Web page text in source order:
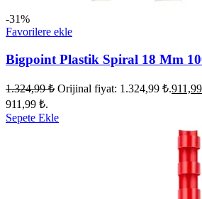
-31%
Favorilere ekle
Bigpoint Plastik Spiral 18 Mm
1.324,99₺ Orijinal fiyat: 1.324,99 ₺.911,99
911,99 ₺.
Sepete Ekle